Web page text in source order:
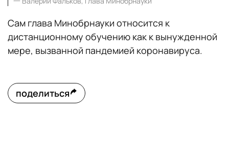
Сам глава Минобрнауки относится к
дистанционному обучению как к вынужденной
мере, вызванной пандемией коронавируса.
поделиться